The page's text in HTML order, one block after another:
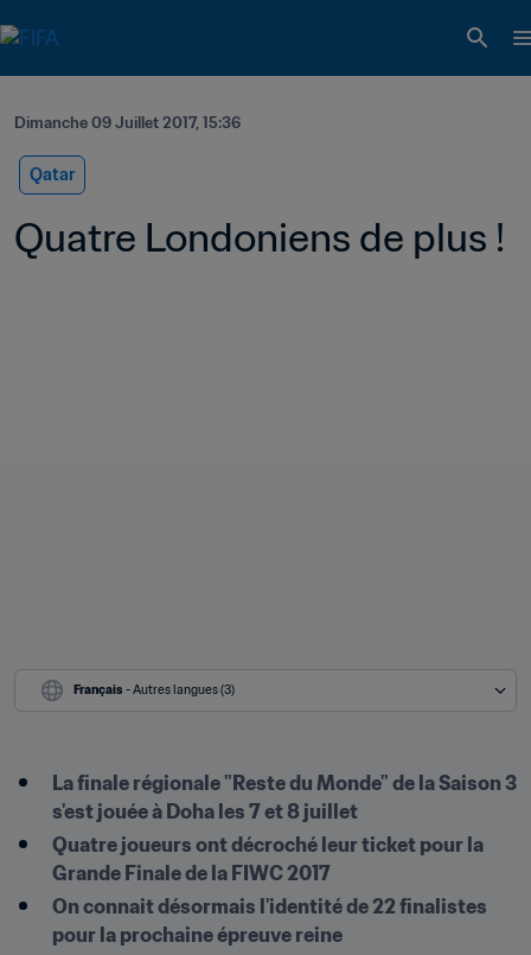
Dimanche 09 Juillet 2017, 15:36
Qatar
Quatre Londoniens de plus !
Français - Autres langues (3)
La finale régionale "Reste du Monde" de la Saison 3
s'est jouée à Doha les 7 et 8 juillet
Quatre joueurs ont décroché leur ticket pour la
Grande Finale de la FIWC 2017
On connait désormais l'identité de 22 finalistes
pour la prochaine épreuve reine